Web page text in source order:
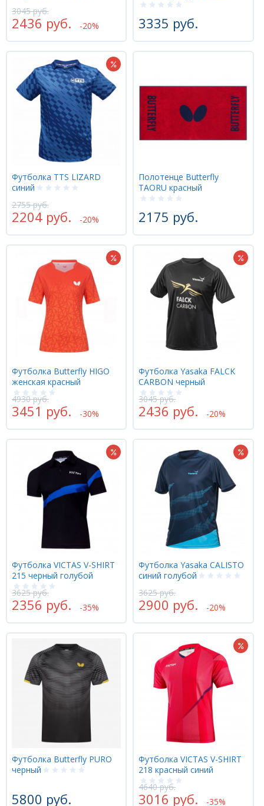
3045 руб.
2436 руб. -20% 3335 руб.
Футболка TTS LIZARD
синий
2755 руб.
2204 руб. -20%
Полотенце Butterfly
TAORU красный
2175 руб.
Футболка Butterfly HIGO
женская красный
4930 руб.
3451 руб. -30%
Футболка Yasaka FALCK
CARBON черный
3045 руб.
2436 руб. -20%
Футболка VICTAS V-SHIRT
215 черный голубой
3625 руб.
2356 руб. -35%
Футболка Yasaka CALISTO
синий голубой
3625 руб.
2900 руб. -20%
Футболка Butterfly PURO
черный
5800 руб.
Футболка VICTAS V-SHIRT
218 красный синий
4640 руб.
3016 руб. -35%